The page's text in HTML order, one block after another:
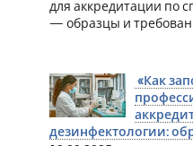
для аккредитации по
— образцы и
«Как
дезинфектологии: